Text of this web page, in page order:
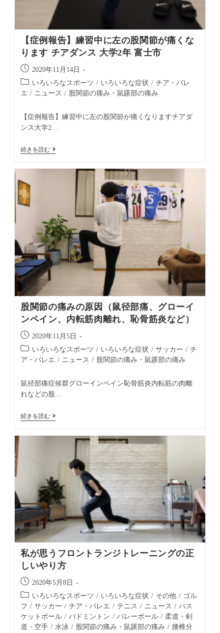
【症例報告】練習中に左の股関節が痛くな
ります チアダンス 大学2年 富士市
2020年11月14日
いろいろなスポーツ / いろいろな症状 / チア・バレ
エ / ニュース / 股関節の痛み・鼠蹊部の痛み
【症例報告】練習中に左の股関節が痛くなりますチアダ
ンス大学2…
続きを読む
股関節の痛みの原因（鼠径部痛、グローイ
ンペイン、内転筋肉離れ、恥骨筋炎など）
2020年11月5日
いろいろなスポーツ / いろいろな症状 / サッカー / チ
ア・バレエ / ニュース / 股関節の痛み・鼠蹊部の痛み
鼠径部痛症候群グローインペイン恥骨筋炎内転筋の肉離
れなどの股…
続きを読む
私が思うフロントランジトレーニングの正
しいやり方
2020年5月8日
いろいろなスポーツ / いろいろな症状 / その他 / ゴル
フ / サッカー / チア・バレエ / テニス / ニュース / バス
ケットボール / バドミントン / バレーボール / 柔道・剣
道・空手 / 水泳 / 股関節の痛み・鼠蹊部の痛み / 腰椎分